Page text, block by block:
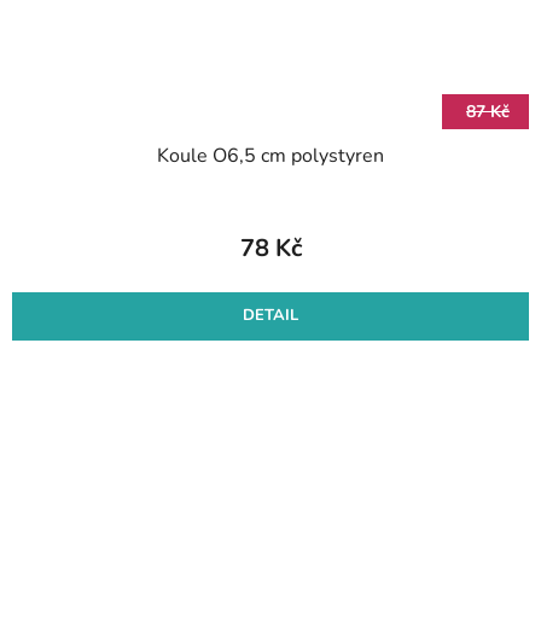
87 Kč
Koule O6,5 cm polystyren
78 Kč
DETAIL